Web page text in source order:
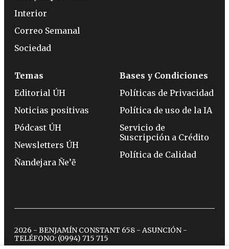
Interior
Correo Semanal
Sociedad
Temas
Editorial ÚH
Noticias positivas
Pódcast ÚH
Newsletters ÚH
Ñandejara Ñe’ẽ
Bases y Condiciones
Políticas de Privacidad
Política de uso de la IA
Servicio de
Suscripción a Crédito
Política de Calidad
2026 - BENJAMÍN CONSTANT 658 - ASUNCIÓN -
TELÉFONO: (0994) 715 715